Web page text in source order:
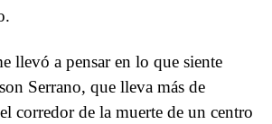
llevó a pensar en lo que siente
Serrano, que lleva más de
corredor de la muerte de un centro